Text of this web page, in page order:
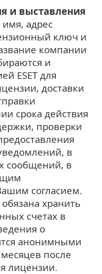
и выставления
адрес
ключ и
компании
и
ESET для
доставки
срока действия
проверки
в
сообщений, в
согласием.
хранить
счетах в
о
анонимными
после
лицензии.